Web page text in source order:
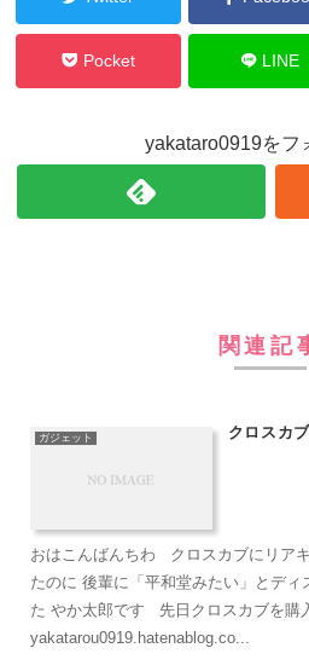
Pocket LINE
yakataro0919をフ
関連記
ガジェット
クロスカ
おはこんばんちわ クロスカブにリア
たのに 後輩に「平和堂みたい」とディ
た やか太郎です 先日クロスカブを購
yakatarou0919.hatenablog.co...